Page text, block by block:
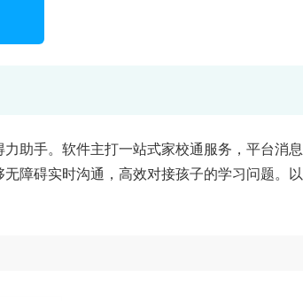
助手。软件主打一站式家校通服务，平台消息
障碍实时沟通，高效对接孩子的学习问题。以